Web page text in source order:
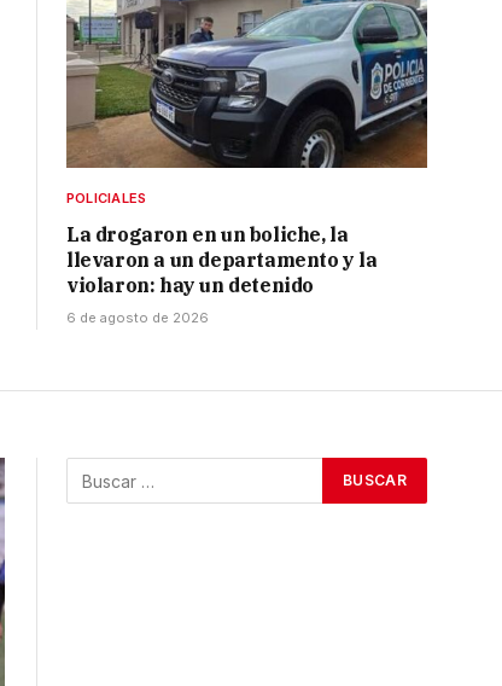
POLICIALES
La drogaron en un boliche, la
llevaron a un departamento y la
violaron: hay un detenido
6 de agosto de 2026